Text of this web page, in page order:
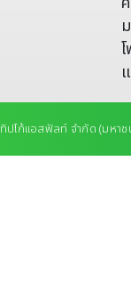
โก้แอสฟัลท์ จำกัด (มหาช